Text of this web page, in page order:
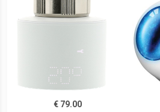
€ 79.00